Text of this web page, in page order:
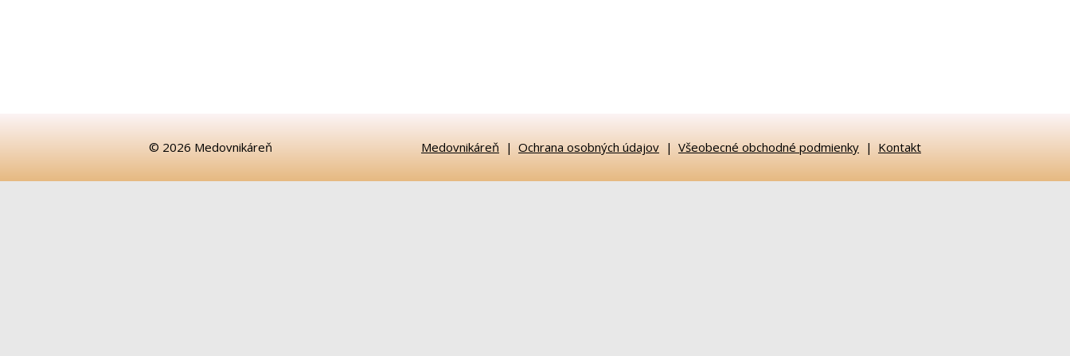
Medovnikáreň Ochrana osobných údajov Všeobecné obchodné podmienky Kontakt
© 2026 Medovnikáreň